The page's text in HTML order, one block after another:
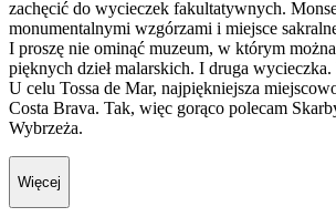
zachęcić do wycieczek fakultatywnych.
monumentalnymi wzgórzami i miejsce
I proszę nie ominąć muzeum, w którym
pięknych dzieł malarskich. I druga
U celu Tossa de Mar, najpiękniejsza
Costa Brava. Tak, więc gorąco polecam
Wybrzeża.
Więcej